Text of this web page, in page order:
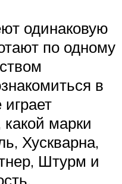
одинаковую
по одному
в
марки
Хускварна,
Штурм и